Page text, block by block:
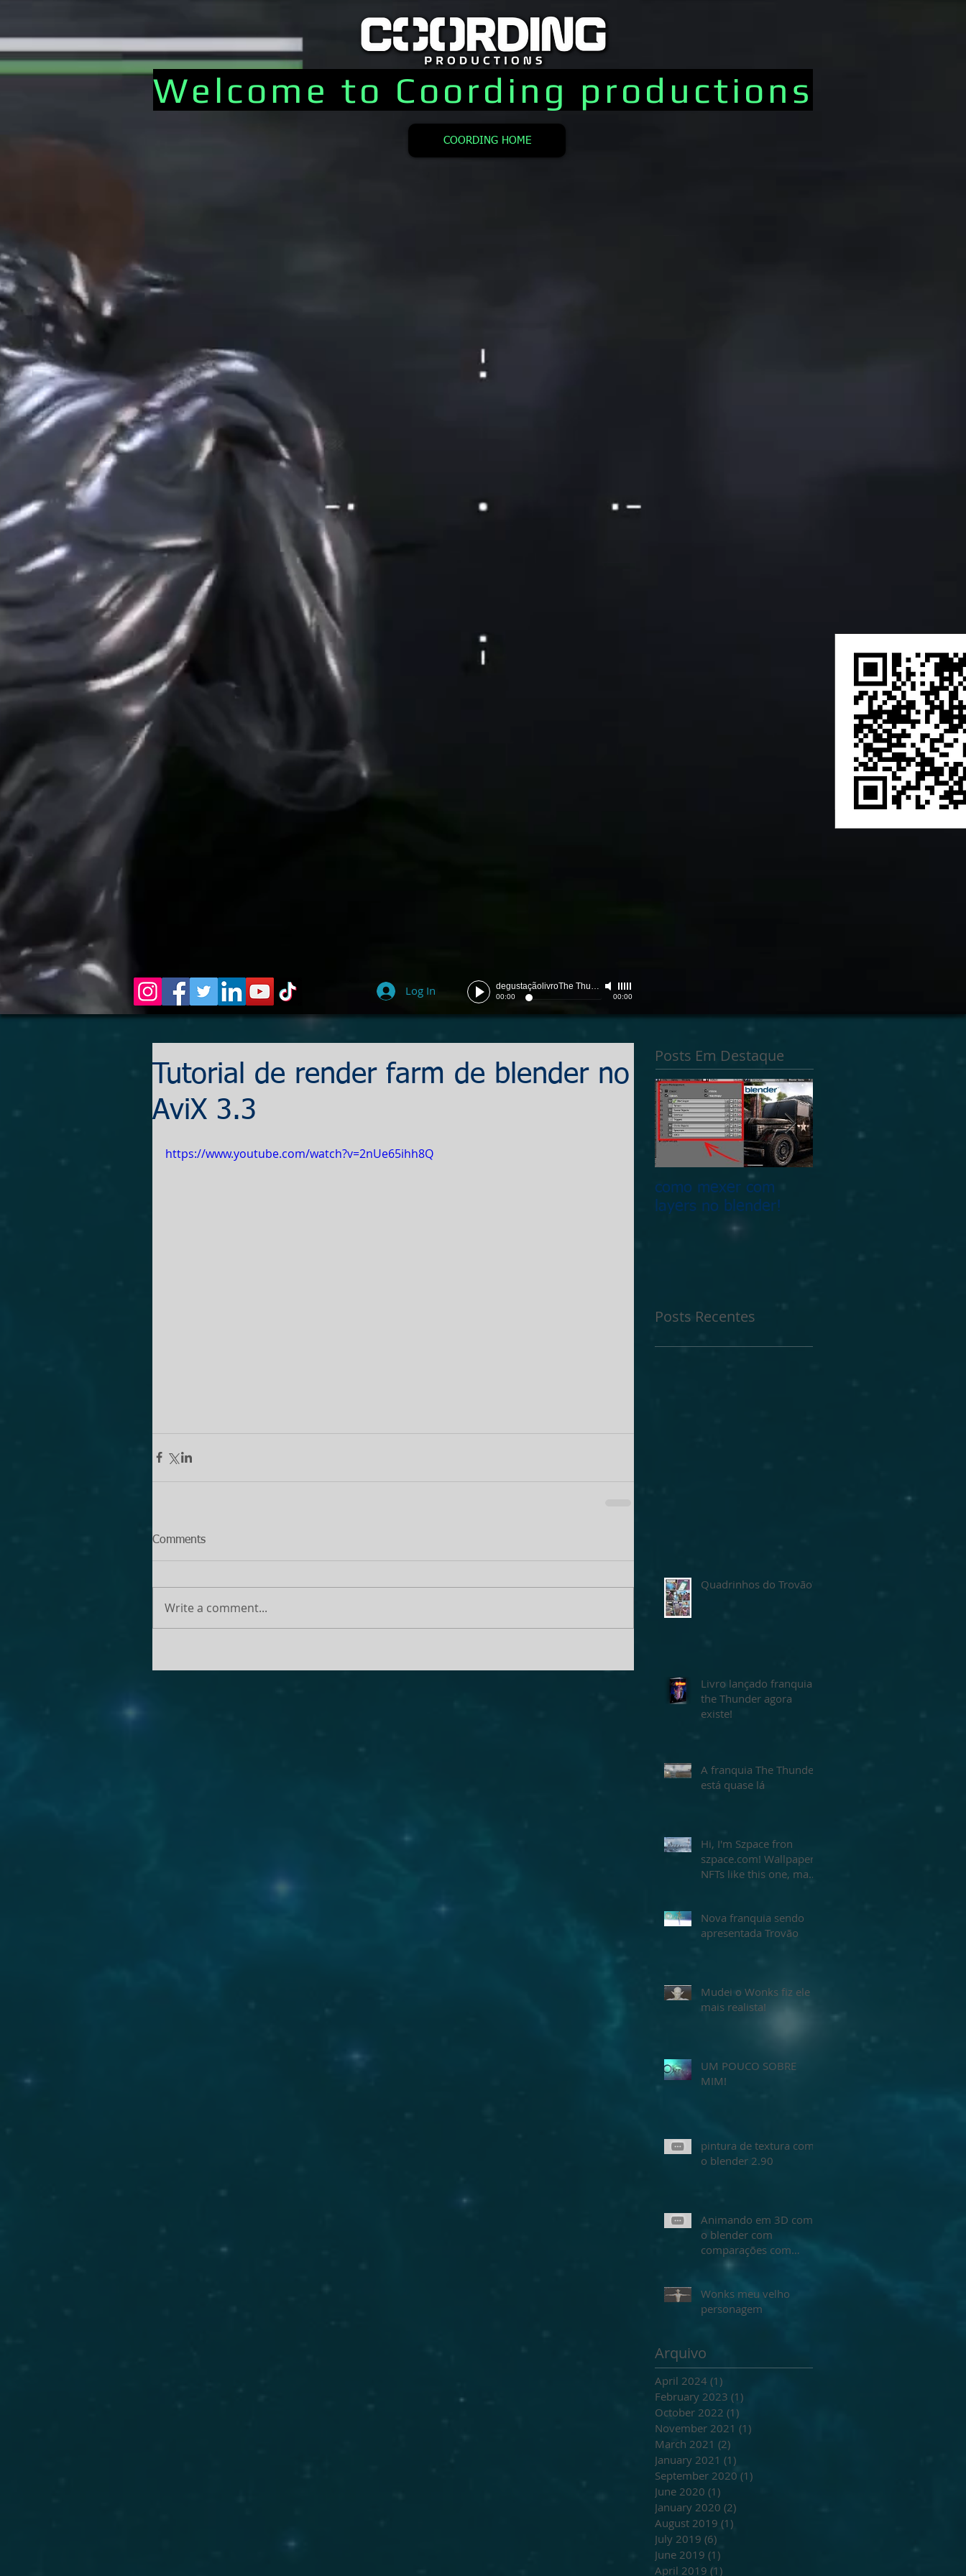
Welcome to Coording productions
COORDING HOME
Log In degustaçãolivroThe Thunder -
00:00 00:00
Tutorial de render farm de blender no
AviX 3.3
https://www.youtube.com/watch?v=2nUe65ihh8Q
Comments
Write a comment...
Posts Em Destaque
como mexer com
layers no blender!
Posts Recentes
Quadrinhos do Trovão?
Livro lançado franquia
the Thunder agora
existe!
A franquia The Thunder
está quase lá
Hi, I'm Szpace fron
szpace.com! Wallpaper
NFTs like this one, made
Nova franquia sendo
apresentada Trovão
Mudei o Wonks fiz ele
mais realista!
UM POUCO SOBRE
MIM!
pintura de textura com
o blender 2.90
Animando em 3D com
o blender com
comparações com
animar no maya
Wonks meu velho
personagem
Arquivo
April 2024 (1)
February 2023 (1)
October 2022 (1)
November 2021 (1)
March 2021 (2)
January 2021 (1)
September 2020 (1)
June 2020 (1)
January 2020 (2)
August 2019 (1)
July 2019 (6)
June 2019 (1)
April 2019 (1)